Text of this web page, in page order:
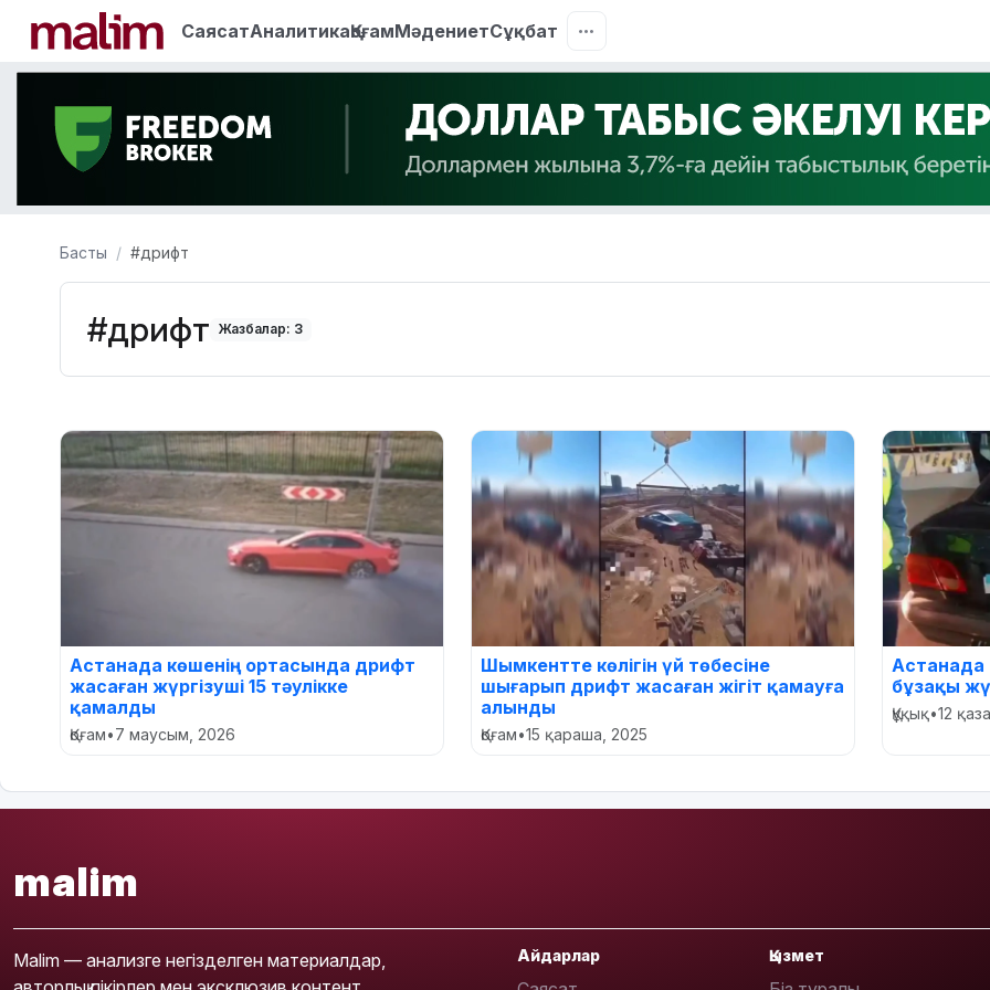
СаясатАналитикаҚоғамМәдениетСұқбат
Басты #дрифт
#дрифт Жазбалар: 3
Астанада көшенің ортасында дрифт
жасаған жүргізуші 15 тәулікке
қамалды
Қоғам•7 маусым, 2026
Шымкентте көлігін үй төбесіне
шығарып дрифт жасаған жігіт қамауға
алынды
Қоғам•15 қараша, 2025
Астанада
бұзақы
Құқық•12
malim
Malim — анализге негізделген материалдар,
Айдарлар Қызмет